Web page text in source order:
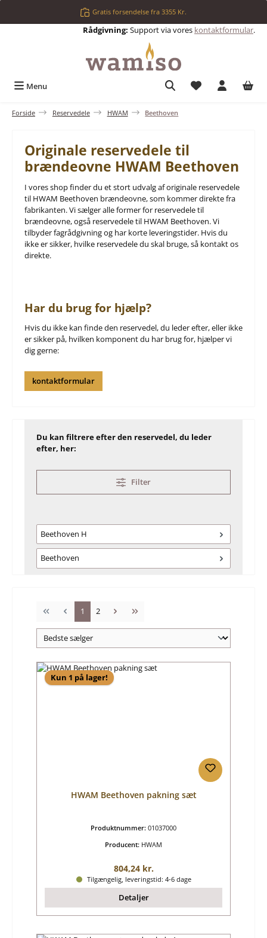
Gratis forsendelse fra 3355 Kr.
Rådgivning: Support via vores kontaktformular.
Menu Du har 0
Forside Reservedele HWAM Beethoven
Originale reservedele til
brændeovne HWAM Beethoven
I vores shop finder du et stort udvalg af originale reservedele
til HWAM Beethoven brændeovne, som kommer direkte fra
fabrikanten. Vi sælger alle former for reservedele til
brændeovne, også reservedele til HWAM Beethoven. Vi
tilbyder fagrådgivning og har korte leveringstider. Hvis du
ikke er sikker, hvilke reservedele du skal bruge, så kontakt os
direkte.
Har du brug for hjælp?
Hvis du ikke kan finde den reservedel, du leder efter, eller ikke
er sikker på, hvilken komponent du har brug for, hjælper vi
dig gerne:
kontaktformular
Du kan filtrere efter den reservedel, du leder
efter, her:
Filter
Beethoven H
Beethoven
Side
1 Side
2
Kun 1 på lager!
HWAM Beethoven pakning sæt
Produktnummer: 01037000
Producent: HWAM
Almindelig pris:
804,24 kr.
Tilgængelig, leveringstid: 4-6 dage
Detaljer